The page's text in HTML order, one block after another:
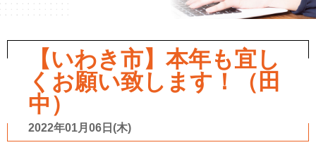
【いわき市】本年も宜し
くお願い致します！（田
中）
2022年01月06日(木)